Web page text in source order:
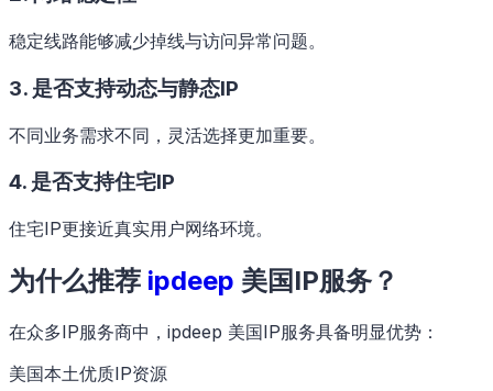
稳定线路能够减少掉线与访问异常问题。
3. 是否支持动态与静态IP
不同业务需求不同，灵活选择更加重要。
4. 是否支持住宅IP
住宅IP更接近真实用户网络环境。
为什么推荐 ipdeep 美国IP服务？
在众多IP服务商中，ipdeep 美国IP服务具备明显优势：
美国本土优质IP资源